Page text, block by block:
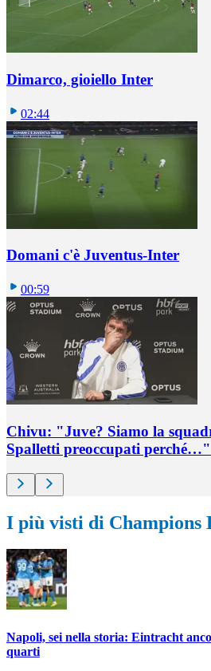
Dimarco, gioiello Inter
02:44
Domani c'è Juventus-Inter
00:59
Chivu: "Juve? Siamo la
Spalletti preoccupati perché…"
I più visti di Champions
Napoli, sei nella storia: Eintracht
quarti